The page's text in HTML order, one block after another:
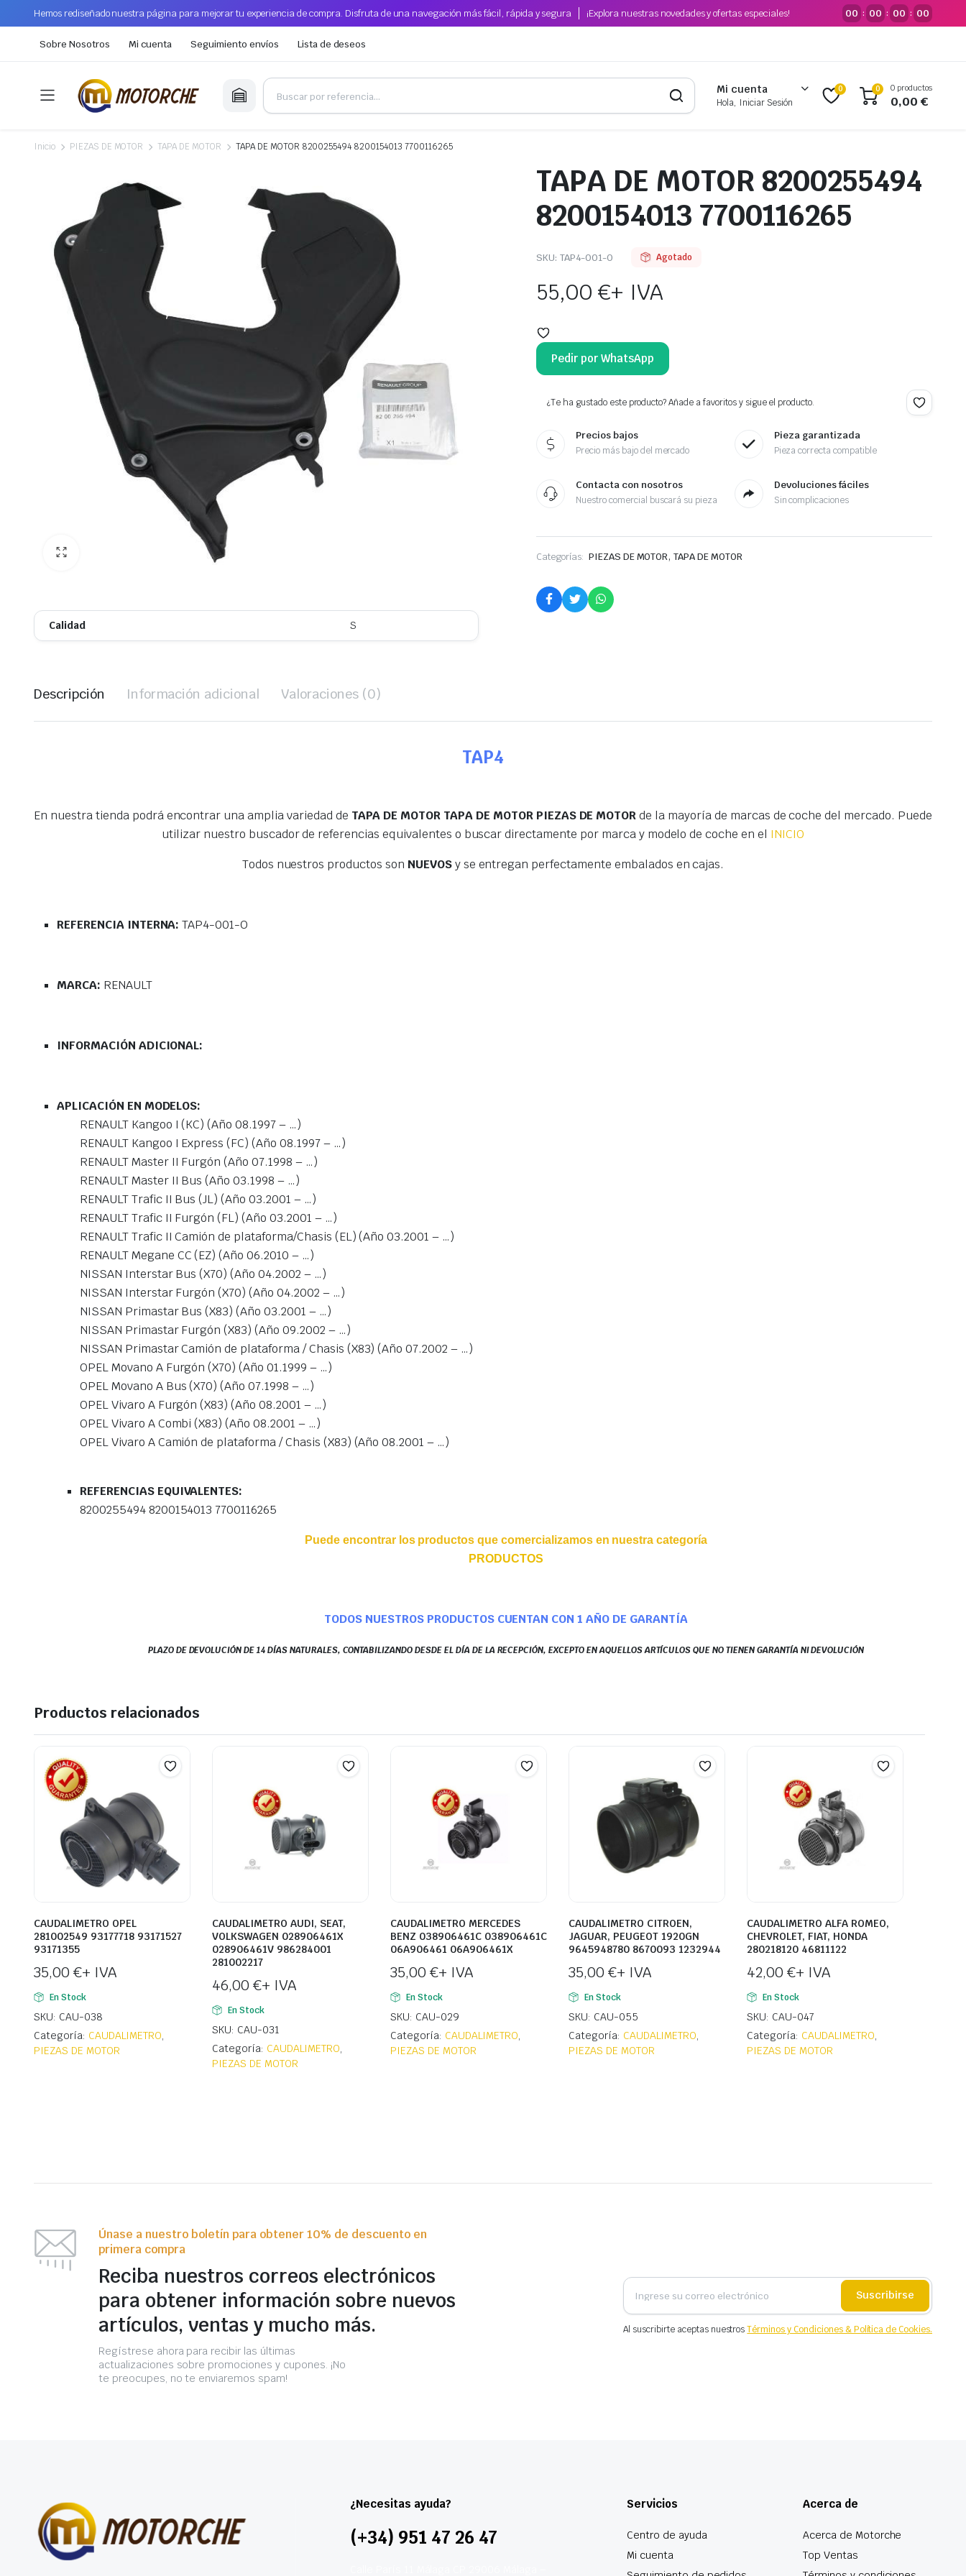
Hemos rediseñado nuestra página para mejorar tu experiencia de compra. Disfruta de una navegación más fácil, rápida y segura ¡Explora nuestras novedades y ofertas especiales! 00 : 00 : 00 : 00
Sobre Nosotros Mi cuenta Seguimiento envíos Lista de deseos
Mi cuenta
Hola, Iniciar Sesión
0 0 0 productos
0,00€
Inicio PIEZAS DE MOTOR TAPA DE MOTOR TAPA DE MOTOR 8200255494 8200154013 7700116265
Calidad S
TAPA DE MOTOR 8200255494
8200154013 7700116265
SKU: TAP4-001-O Agotado
55,00€+ IVA
Pedir por WhatsApp
¿Te ha gustado este producto? Añade a favoritos y sigue el producto.
Precios bajos
Precio más bajo del mercado
Pieza garantizada
Pieza correcta compatible
Contacta con nosotros
Nuestro comercial buscará su pieza
Devoluciones fáciles
Sin complicaciones
Categorías: PIEZAS DE MOTOR, TAPA DE MOTOR
Descripción Información adicional Valoraciones (0)
TAP4
En nuestra tienda podrá encontrar una amplia variedad de TAPA DE MOTOR TAPA DE MOTOR PIEZAS DE MOTORde la mayoría de marcas de coche del mercado. Puede
utilizar nuestro buscador de referencias equivalentes o buscar directamente por marca y modelo de coche en el INICIO
Todos nuestros productos son NUEVOSy se entregan perfectamente embalados en cajas.
REFERENCIA INTERNA:TAP4-001-O
MARCA: RENAULT
INFORMACIÓN ADICIONAL:
APLICACIÓN EN MODELOS:
RENAULT Kangoo I (KC) (Año 08.1997 – …)
RENAULT Kangoo I Express (FC) (Año 08.1997 – …)
RENAULT Master II Furgón (Año 07.1998 – …)
RENAULT Master II Bus (Año 03.1998 – …)
RENAULT Trafic II Bus (JL) (Año 03.2001 – …)
RENAULT Trafic II Furgón (FL) (Año 03.2001 – …)
RENAULT Trafic II Camión de plataforma/Chasis (EL) (Año 03.2001 – …)
RENAULT Megane CC (EZ) (Año 06.2010 – …)
NISSAN Interstar Bus (X70) (Año 04.2002 – …)
NISSAN Interstar Furgón (X70) (Año 04.2002 – …)
NISSAN Primastar Bus (X83) (Año 03.2001 – …)
NISSAN Primastar Furgón (X83) (Año 09.2002 – …)
NISSAN Primastar Camión de plataforma / Chasis (X83) (Año 07.2002 – …)
OPEL Movano A Furgón (X70) (Año 01.1999 – …)
OPEL Movano A Bus (X70) (Año 07.1998 – …)
OPEL Vivaro A Furgón (X83) (Año 08.2001 – …)
OPEL Vivaro A Combi (X83) (Año 08.2001 – …)
OPEL Vivaro A Camión de plataforma / Chasis (X83) (Año 08.2001 – …)
REFERENCIAS EQUIVALENTES:
8200255494 8200154013 7700116265
Puede encontrar los productos que comercializamos en nuestra categoría
PRODUCTOS
TODOS NUESTROS PRODUCTOS CUENTAN CON 1 AÑO DE GARANTÍA
PLAZO DE DEVOLUCIÓN DE 14 DÍAS NATURALES, CONTABILIZANDO DESDE EL DÍA DE LA RECEPCIÓN, EXCEPTO EN AQUELLOS ARTÍCULOS QUE NO TIENEN GARANTÍA NI DEVOLUCIÓN
Productos relacionados
CAUDALIMETRO OPEL
281002549 93177718 93171527
93171355
35,00 €+ IVA
En Stock
SKU: CAU-038
Categoría: CAUDALIMETRO,
PIEZAS DE MOTOR
CAUDALIMETRO AUDI, SEAT,
VOLKSWAGEN 028906461X
028906461V 986284001
281002217
46,00 €+ IVA
En Stock
SKU: CAU-031
Categoría: CAUDALIMETRO,
PIEZAS DE MOTOR
CAUDALIMETRO MERCEDES
BENZ 038906461C 038906461C
06A906461 06A906461X
35,00 €+ IVA
En Stock
SKU: CAU-029
Categoría: CAUDALIMETRO,
PIEZAS DE MOTOR
CAUDALIMETRO CITROEN,
JAGUAR, PEUGEOT 1920GN
9645948780 8670093 1232944
35,00 €+ IVA
En Stock
SKU: CAU-055
Categoría: CAUDALIMETRO,
PIEZAS DE MOTOR
CAUDALIMETRO ALFA ROMEO,
CHEVROLET, FIAT, HONDA
280218120 46811122
42,00 €+ IVA
En Stock
SKU: CAU-047
Categoría: CAUDALIMETRO,
PIEZAS DE MOTOR
Únase a nuestro boletín para obtener 10% de descuento en
primera compra
Reciba nuestros correos electrónicos
para obtener información sobre nuevos
artículos, ventas y mucho más.
Regístrese ahora para recibir las últimas
actualizaciones sobre promociones y cupones. ¡No
te preocupes, no te enviaremos spam!
Suscribirse
Al suscribirte aceptas nuestrosTérminos y Condiciones & Política de Cookies.
¿Necesitas ayuda?
(+34) 951 47 26 47
Servicios
Centro de ayuda
Mi cuenta
Acerca de
Acerca de Motorche
Top Ventas